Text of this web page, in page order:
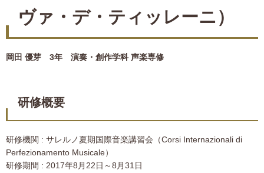
ヴァ・デ・ティッレーニ）
岡田 優芽 3年 演奏・創作学科 声楽専修
研修概要
研修機関 : サレルノ夏期国際音楽講習会（Corsi Internazionali di
Perfezionamento Musicale）
研修期間 : 2017年8月22日～8月31日